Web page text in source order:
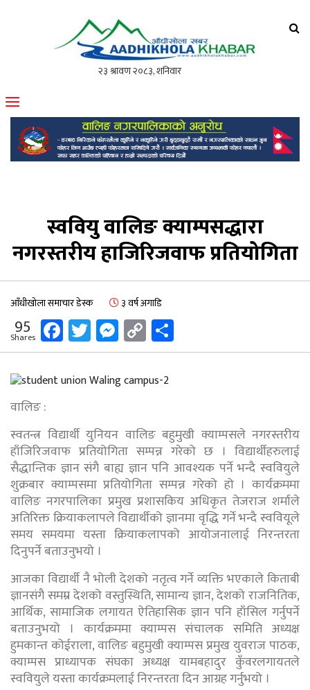
मोफसलकै लोकप्रिय अनलाइन पत्रिका
स्ववियु वालिङ क्याम्पसद्धारा
नगरस्तरीय हाजिरिजवाफ प्रतियोगिता
आँधीखोला समाचार डेस्क ३ वर्ष अगाडि
95
Shares Facebook
Twitter
Messenger
Copy
Link
वालिङ :
स्वतन्त्र विद्यार्थी युनियन वालिङ बहुमुखी क्याम्पसले नगरस्तरीय
हाँजिरिजवाफ प्रतियोगिता सम्पन्न गरेको छ । विद्यार्थीहरुलाई
सैद्धान्तिक ज्ञान संगै बाह्य ज्ञान पनि आवश्यक पर्ने भन्दै स्ववियुले
शुक्रबार क्याम्पसमा प्रतियोगिता सम्पन्न गरेको हो । कार्यक्रममा
वालिङ नगरपालिका प्रमुख प्रशासकिय अधिकृत तेजराज शर्माले
अतिरिक्त क्रियाकलापले विद्यार्थीको ज्ञानमा वृद्धि गर्ने भन्दै स्ववियूले
समय समयमा यस्ता क्रियाकलापको आयोजनालाई निरन्तरता
दिनुपर्ने बताउनुभयो ।
आजका विद्यार्थी नै भोली देशको नतृत्व गर्ने व्यक्ति भएकाले किताबी
ज्ञानसंगै समम्र देशको वस्तुस्थिति, सामान्य ज्ञान, देशको राजनितिक,
आर्थिक, सामाजिक लगायत ऐतिहासिक ज्ञान पनि हाँसिल गर्नुपर्ने
बताउनुभयो । कार्यक्रममा क्याम्पस संचालक समिति अध्यक्ष
हुमकान्त कोईराला, वालिङ बहुमुखी क्याम्पस प्रमुख युवराज पाठक,
क्याम्पस प्राध्यापक संघका अध्यक्ष यामबहादुर कुँवरलगायतले
स्ववियुले यस्ता कार्यक्रमलाई निरन्तरता दिन आग्रह गर्नुभयो ।